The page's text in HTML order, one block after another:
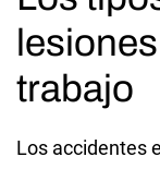
trabajo
Los accidentes